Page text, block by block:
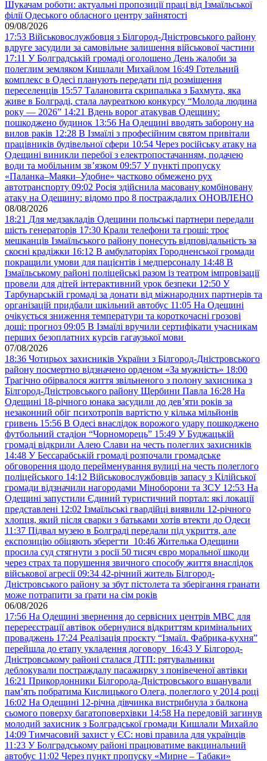
Шукачам роботи: актуальні пропозиції праці від Ізмаїльської
філії Одеського обласного центру зайнятості
09/08/2026
17:53 Військовослужбовця з Білгород-Дністровського району
вдруге засудили за самовільне залишення військової частини
17:11 У Болградській громаді оголошено День жалоби за
полеглим земляком Кишлали Михайлом 16:49 Готельний
комплекс в Одесі планують передати під розміщення
переселенців 15:57 Талановита скрипалька з Бахмута, яка
живе в Болграді, стала лауреаткою конкурсу “Молода людина
року — 2026” 14:21 Вдень ворог атакував Одещину:
пошкоджено будинок 13:56 На Одещині вводять заборону на
вилов раків 12:28 В Ізмаїлі з професійним святом привітали
працівників будівельної сфери 10:54 Через російську атаку на
Одещині виникли перебої з електропостачанням, подачею
води та мобільним звʼязком 09:57 У пункті пропуску
«Паланка–Маяки–Удобне» частково обмежено рух
автотранспорту 09:02 Росія здійснила масовану комбіновану
атаку на Одещину: відомо про 8 постраждалих ОНОВЛЕНО
08/08/2026
18:21 Для медзакладів Одещини польські партнери передали
шість генераторів 17:30 Крали телефони та гроші: троє
мешканців Ізмаїльського району понесуть відповідальність за
скоєні крадіжки 16:12 В амбулаторіях Городненської громади
покращили умови для пацієнтів і медперсоналу 14:48 В
Ізмаїльському районі поліцейські разом із театром імпровізації
провели для дітей інтерактивний урок безпеки 12:50 У
Тарбунарській громаді за донати від міжнародних партнерів та
організацій придбали шкільний автобус 11:05 На Одещині
очікується зниження температури та короткочасні грозові
дощі: прогноз 09:05 В Ізмаїлі вручили сертифікати учасникам
перших безоплатних курсів гагаузької мови
07/08/2026
18:36 Чотирьох захисників України з Білгород-Дністровського
району посмертно відзначено орденом «За мужність» 18:00
Трагічно обірвалося життя звільненого з полону захисника з
Білгород-Дністровського району Щербини Павла 16:28 На
Одещині 18-річного юнака засудили до дев’яти років за
незаконний обіг психотропів вартістю у кілька мільйонів
гривень 15:56 В Одесі внаслідок ворожого удару пошкоджено
футбольний стадіон “Чорноморець” 15:49 У Буджацькій
громаді відкрили Алею Слави на честь полеглих захисників
14:48 У Бессарабській громаді розпочали громадське
обговорення щодо перейменування вулиці на честь полеглого
поліцейського 14:12 Військовослужбовців запасу з Кілійської
громади відзначили нагородами Міноборони та ЗСУ 12:53 На
Одещині запустили Єдиний туристичний портал: які локації
представлені 12:02 Ізмаїльські гвардійці виявили 12-річного
хлопця, який після сварки з батьками хотів втекти до Одеси
11:37 Підвал музею в Болграді передали під укриття, але
експозицію обіцяють зберегти 10:46 Жителька Одещини
просила суд стягнути з росії 50 тисяч євро моральної шкоди
через страх та порушення звичного способу життя внаслідок
військової агресії 09:34 42-річний житель Білгород-
Дністровського району за збут пістолета та зберігання гранати
може потрапити за ґрати на сім років
06/08/2026
17:56 На Одещині звернення до сервісних центрів МВС для
перереєстрації автівок обернулися відкриттям кримінальних
проваджень 17:24 Реалізація проєкту “Ізмаїл. Фабрика-кухня”
перейшла до етапу укладення договору 16:43 У Білгород-
Дністровському районі сталася ДТП: рятувальники
деблокували постраждалу пасажирку з понівеченої автівки
16:21 Прикордонники Білгорода-Дністровського вшанували
пам’ять побратима Кислицького Олега, полеглого у 2014 році
16:02 На Одещині 12-річна дівчинка вистрибнула з балкона
сьомого поверху багатоповерхівки 14:58 На передовій загинув
молодий захисник з Болградської громади Кишлали Михайло
14:09 Тимчасовий захист у ЄС: нові правила для українців
11:23 У Болградському районі працюватиме вакцинальний
автобус 11:02 Через пункт пропуску «Мирне – Табаки»